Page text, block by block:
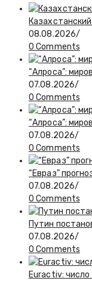
08.08.2026/
0 Comments
“Алроса”:
07.08.2026/
0 Comments
“Алроса”:
07.08.2026/
0 Comments
“Евраз”
07.08.2026/
0 Comments
Путин
07.08.2026/
0 Comments
Euractiv: число